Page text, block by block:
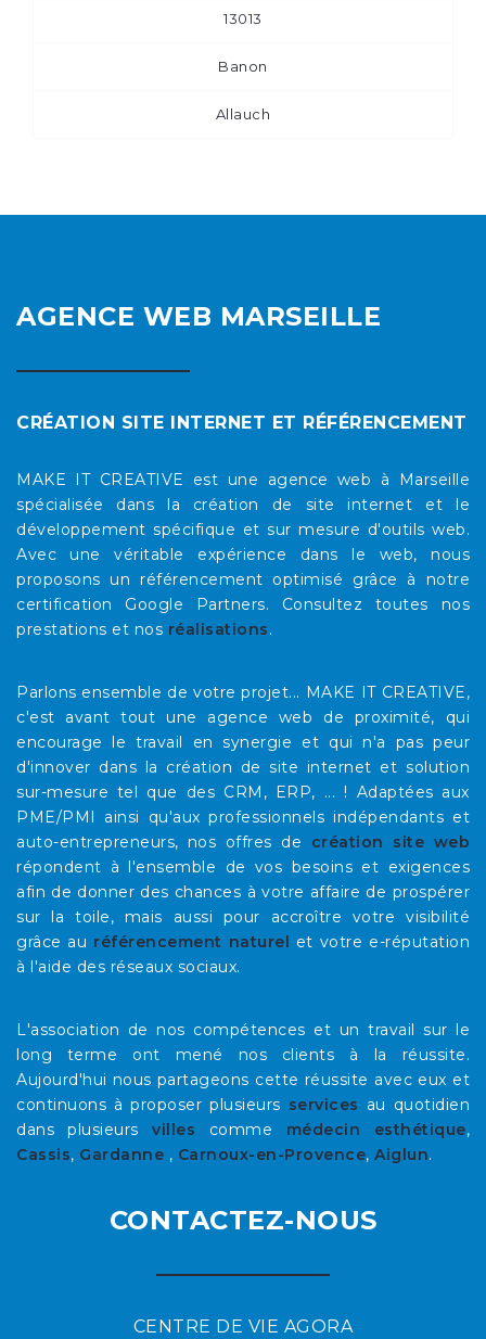
13013
Banon
Allauch
AGENCE WEB MARSEILLE
CRÉATION SITE INTERNET ET RÉFÉRENCEMENT
MAKE IT CREATIVE est une agence web à Marseille
spécialisée dans la création de site internet et le
développement spécifique et sur mesure d'outils web.
Avec une véritable expérience dans le web, nous
proposons un référencement optimisé grâce à notre
certification Google Partners. Consultez toutes nos
prestations et nos réalisations.
Parlons ensemble de votre projet... MAKE IT CREATIVE,
c'est avant tout une agence web de proximité, qui
encourage le travail en synergie et qui n'a pas peur
d'innover dans la création de site internet et solution
sur-mesure tel que des CRM, ERP, ... ! Adaptées aux
PME/PMI ainsi qu'aux professionnels indépendants et
auto-entrepreneurs, nos offres de création site web
répondent à l'ensemble de vos besoins et exigences
afin de donner des chances à votre affaire de prospérer
sur la toile, mais aussi pour accroître votre visibilité
grâce au référencement naturel et votre e-réputation
à l'aide des réseaux sociaux.
L'association de nos compétences et un travail sur le
long terme ont mené nos clients à la réussite.
Aujourd'hui nous partageons cette réussite avec eux et
continuons à proposer plusieurs services au quotidien
dans plusieursvilles comme médecin esthétique,
Cassis, Gardanne , Carnoux-en-Provence, Aiglun.
CONTACTEZ-NOUS
CENTRE DE VIE AGORA